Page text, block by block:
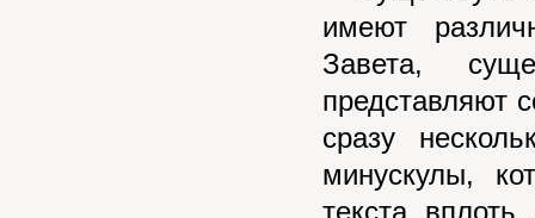
имеют
Завета,
представляют
сразу
минускулы,